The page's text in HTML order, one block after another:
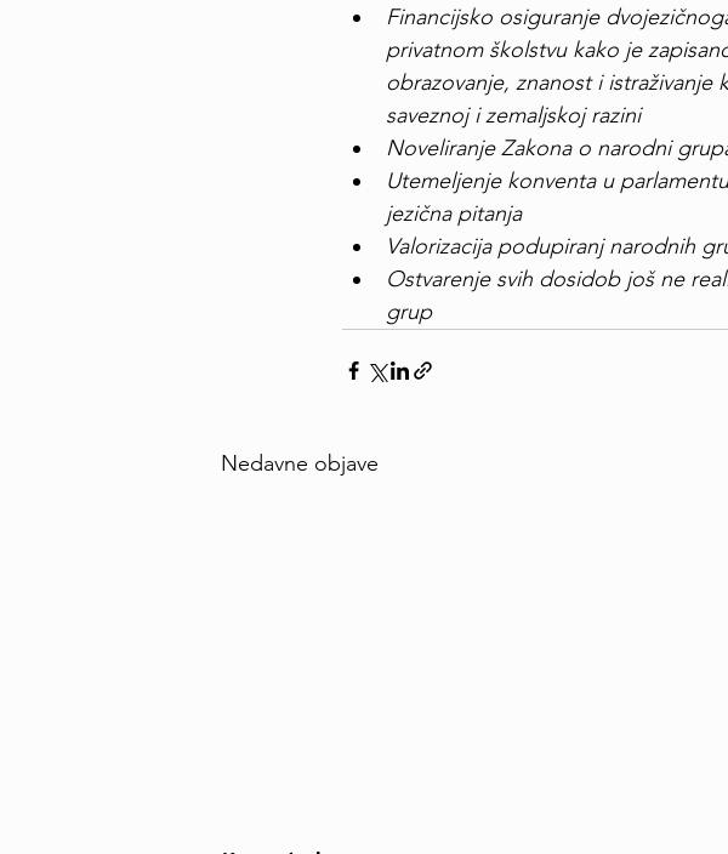
Financijsko osiguranje
privatnom školstvu kako je
obrazovanje, znanost i
saveznoj i zemaljskoj razini
Noveliranje Zakona o narodni
Utemeljenje konventa u
jezična pitanja
Valorizacija podupiranj narodnih
Ostvarenje svih dosidob još ne
grup
Nedavne objave